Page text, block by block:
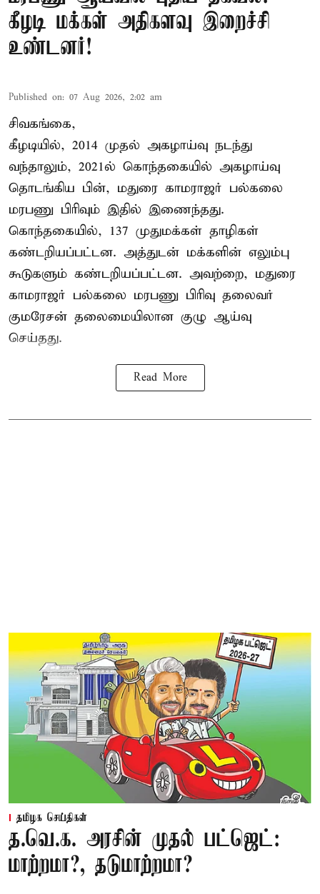
கீழடி மக்கள் அதிகளவு இறைச்சி
உண்டனர்!
Published on: 07 Aug 2026, 2:02 am
சிவகங்கை,
கீழடியில், 2014 முதல் அகழாய்வு நடந்து
வந்தாலும், 2021ல் கொந்தகையில் அகழாய்வு
தொடங்கிய பின், மதுரை காமராஜர் பல்கலை
மரபணு பிரிவும் இதில் இணைந்தது.
கொந்தகையில், 137 முதுமக்கள் தாழிகள்
கண்டறியப்பட்டன. அத்துடன் மக்களின் எலும்பு
கூடுகளும் கண்டறியப்பட்டன. அவற்றை, மதுரை
காமராஜர் பல்கலை மரபணு பிரிவு தலைவர்
குமரேசன் தலைமையிலான குழு ஆய்வு
செய்தது.
Read More
தமிழக செய்திகள்
த.வெ.க. அரசின் முதல் பட்ஜெட்:
மாற்றமா?, தடுமாற்றமா?